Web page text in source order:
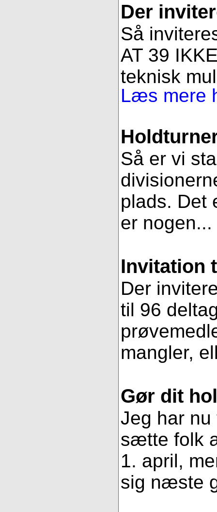
Der
Så
AT 39
teknisk
Læs mere
Så er vi
plads. Det
er nogen...
Invitation
Der
til 96
mangler,
Gør dit
Jeg har
sætte folk
1. april,
sig næste